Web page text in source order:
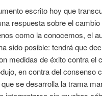
escrito hoy que
respuesta sobre el
como la conocemos, el
sido posible: tendrá que
medidas de éxito contra el
en contra del consenso
se desarrolla la trama